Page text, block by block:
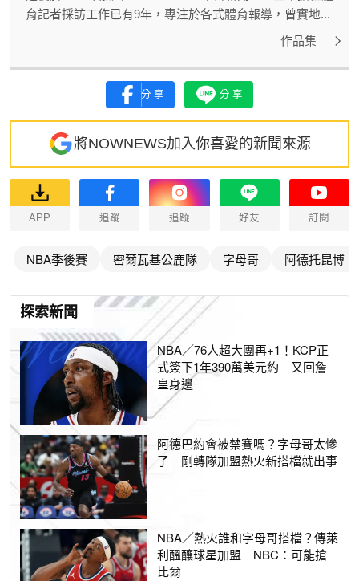
育記者採訪工作已有9年，專注於各式體育報導，曾實地...
作品集
分享 分享
將NOWNEWS加入你喜愛的新聞來源
APP 追蹤 追蹤 好友 訂閱
NBA季後賽 密爾瓦基公鹿隊 字母哥 阿德托昆博
探索新聞
NBA／76人超大團再+1！KCP正
式簽下1年390萬美元約 又回詹
皇身邊
阿德巴約會被禁賽嗎？字母哥太慘
了 剛轉隊加盟熱火新搭檔就出事
NBA／熱火誰和字母哥搭檔？傳萊
利醞釀球星加盟 NBC：可能搶
比爾